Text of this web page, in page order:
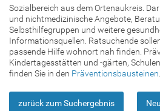
Sozialbereich aus dem Ortenaukreis.
und nichtmedizinische Angebote,
Selbsthilfegruppen und weitere
Informationsquellen. Ratsuchende
passende Hilfe wohnort nah finden.
Kindertagesstätten und -gärten,
finden Sie in den Präventionsbausteinen
zurück zum Suchergebnis